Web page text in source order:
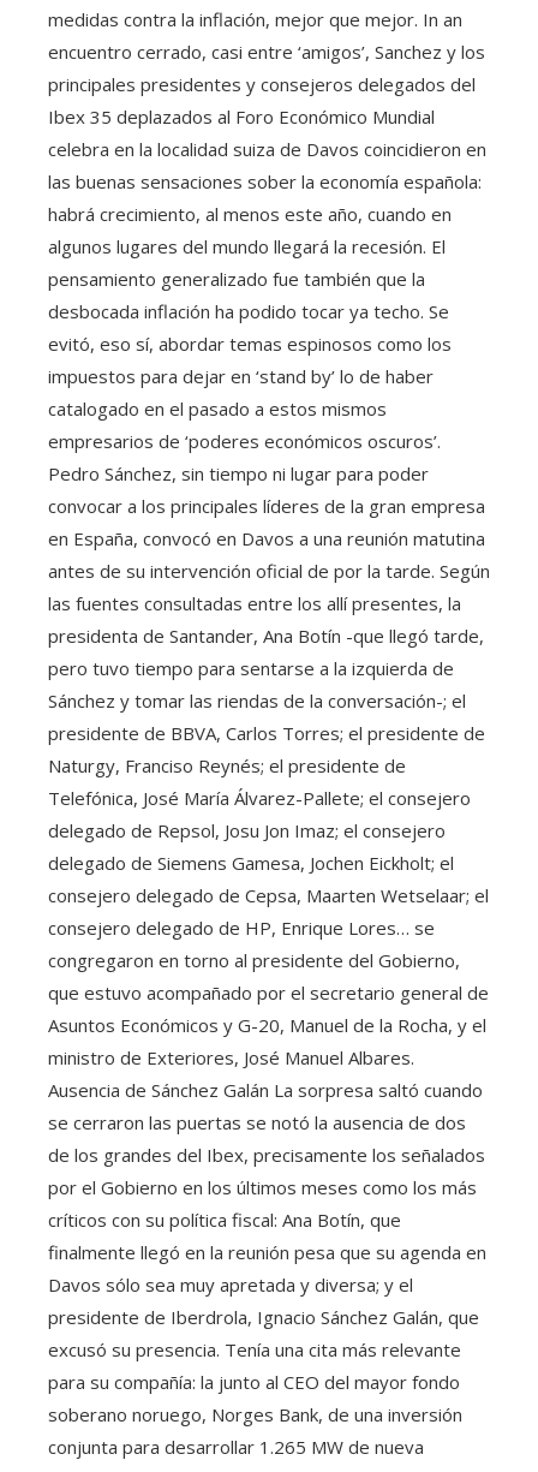
medidas contra la inflación, mejor que mejor. In an
encuentro cerrado, casi entre ‘amigos’, Sanchez y los
principales presidentes y consejeros delegados del
Ibex 35 deplazados al Foro Económico Mundial
celebra en la localidad suiza de Davos coincidieron en
las buenas sensaciones sober la economía española:
habrá crecimiento, al menos este año, cuando en
algunos lugares del mundo llegará la recesión. El
pensamiento generalizado fue también que la
desbocada inflación ha podido tocar ya techo. Se
evitó, eso sí, abordar temas espinosos como los
impuestos para dejar en ‘stand by’ lo de haber
catalogado en el pasado a estos mismos
empresarios de ‘poderes económicos oscuros’.
Pedro Sánchez, sin tiempo ni lugar para poder
convocar a los principales líderes de la gran empresa
en España, convocó en Davos a una reunión matutina
antes de su intervención oficial de por la tarde. Según
las fuentes consultadas entre los allí presentes, la
presidenta de Santander, Ana Botín -que llegó tarde,
pero tuvo tiempo para sentarse a la izquierda de
Sánchez y tomar las riendas de la conversación-; el
presidente de BBVA, Carlos Torres; el presidente de
Naturgy, Franciso Reynés; el presidente de
Telefónica, José María Álvarez-Pallete; el consejero
delegado de Repsol, Josu Jon Imaz; el consejero
delegado de Siemens Gamesa, Jochen Eickholt; el
consejero delegado de Cepsa, Maarten Wetselaar; el
consejero delegado de HP, Enrique Lores… se
congregaron en torno al presidente del Gobierno,
que estuvo acompañado por el secretario general de
Asuntos Económicos y G-20, Manuel de la Rocha, y el
ministro de Exteriores, José Manuel Albares.
Ausencia de Sánchez Galán La sorpresa saltó cuando
se cerraron las puertas se notó la ausencia de dos
de los grandes del Ibex, precisamente los señalados
por el Gobierno en los últimos meses como los más
críticos con su política fiscal: Ana Botín, que
finalmente llegó en la reunión pesa que su agenda en
Davos sólo sea muy apretada y diversa; y el
presidente de Iberdrola, Ignacio Sánchez Galán, que
excusó su presencia. Tenía una cita más relevante
para su compañía: la junto al CEO del mayor fondo
soberano noruego, Norges Bank, de una inversión
conjunta para desarrollar 1.265 MW de nueva